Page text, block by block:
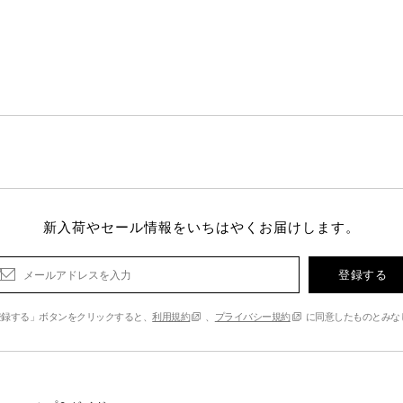
新入荷やセール情報をいちはやくお届けします。
登録する
する」ボタンをクリックすると、利用規約 プライバシー規約 に同意したものとみな